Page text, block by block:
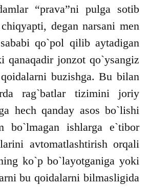
“prava”ni pulga sotib
degan narsani men
qo`pol qilib aytadigan
jonzot qo`ysangiz
buzishga. Bu bilan
rag`batlar tizimini joriy
hech qanday asos bo`lishi
ishlarga e`tibor
avtomatlashtirish orqali
ko`p bo`layotganiga yoki
bu qoidalarni bilmasligida